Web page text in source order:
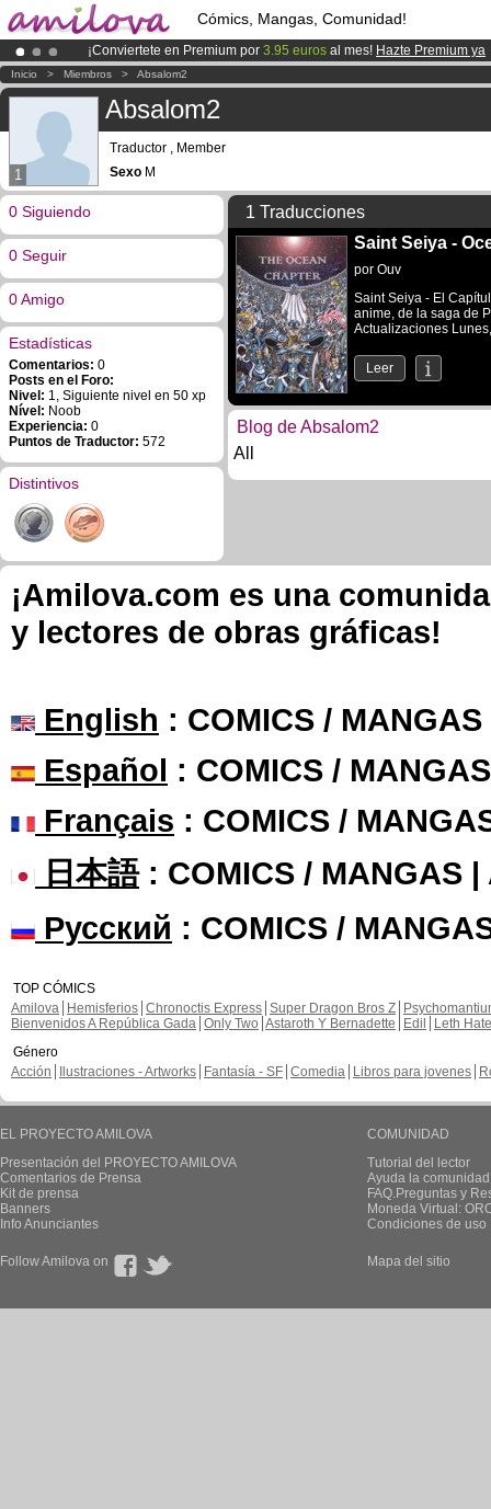
Cómics, Mangas, Comunidad!
¡Conviertete en Premium por 3.95 euros al mes! Hazte Premium ya
¡El Kickstarter Amilova está desormado lanzado!.
¡Ya tenemos 100000miembrosy 1000Cómics y Mangas!.
Inicio > Miembros > Absalom2
1
Absalom2
Traductor , Member
Sexo M
0 Siguiendo
0 Seguir
0 Amigo
Estadísticas
Comentarios: 0
Posts en el Foro:
Nivel: 1, Siguiente nivel en 50 xp
Nível: Noob
Experiencia: 0
Puntos de Traductor: 572
Distintivos
1 Traducciones
Saint Seiya -
por Ouv
Saint Seiya - El
anime, de la saga de
Actualizaciones
Leer
Blog de Absalom2
All
¡Amilova.com es una
y lectores de obras gráficas!
English : COMICS /
Español : COMICS /
Français : COMICS /
日本語: COMICS / MANGAS |
Русский : COMICS /
TOP CÓMICS
Amilova
Hemisferios Chronoctis Express Super Dragon Bros Z
Bienvenidos A República Gada Only Two Astaroth Y Bernadette Edil
Leth Hate
Género
Acción
Ilustraciones - Artworks Fantasía - SF Comedia Libros para jovenes
EL PROYECTO AMILOVA
Presentación del PROYECTO AMILOVA
Comentarios de Prensa
Kit de prensa
Banners
Info Anunciantes
COMUNIDAD
Tutorial del lector
Ayuda la
FAQ.Preguntas y
Moneda Virtual:
Condiciones de uso
Follow Amilova on Mapa del sitio